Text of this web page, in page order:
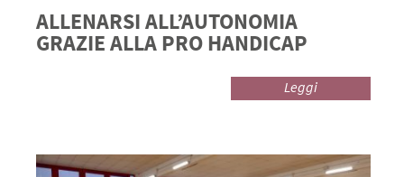
ALLENARSI ALL’AUTONOMIA
GRAZIE ALLA PRO HANDICAP
Leggi